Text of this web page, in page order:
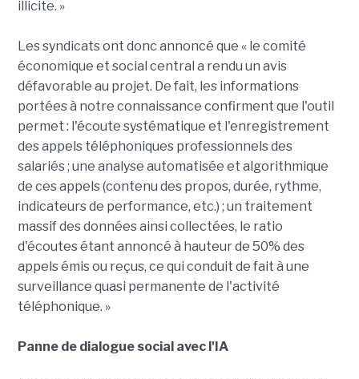
illicite. »
Les syndicats ont donc annoncé que « le comité
économique et social central a rendu un avis
défavorable au projet. De fait, les informations
portées à notre connaissance confirment que l'outil
permet : l'écoute systématique et l'enregistrement
des appels téléphoniques professionnels des
salariés ; une analyse automatisée et algorithmique
de ces appels (contenu des propos, durée, rythme,
indicateurs de performance, etc.) ; un traitement
massif des données ainsi collectées, le ratio
d'écoutes étant annoncé à hauteur de 50% des
appels émis ou reçus, ce qui conduit de fait à une
surveillance quasi permanente de l'activité
téléphonique. »
Panne de dialogue social avec l'IA